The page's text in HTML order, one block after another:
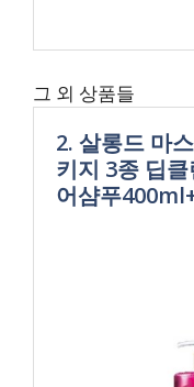
그 외 상품들
2. 살롱드 마
키지 3종 딥
어샴푸